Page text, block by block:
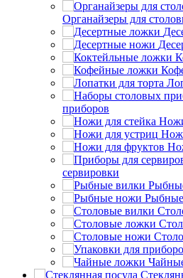
Органайзеры для
приборов
сервировки